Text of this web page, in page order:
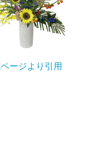
ージより引用